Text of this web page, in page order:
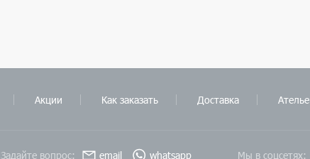
Акции Как заказать Доставка Ателье
Задайте вопрос: email whatsapp Мы в соцсетях: